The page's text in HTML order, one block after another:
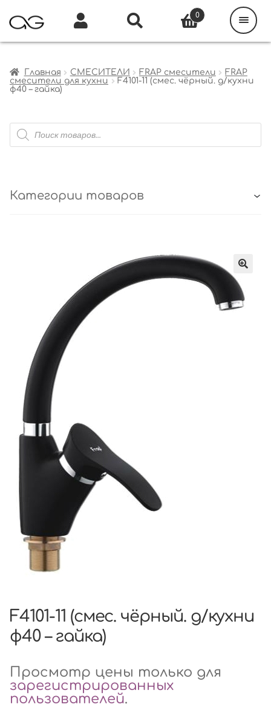
Главная СМЕСИТЕЛИ FRAP смесители
FRAP
смесители для кухни
F4101-11 (смес. чёрный. д/кухни
ф40 – гайка)
Поиск
товаров
Категории товаров
F4101-11 (смес. чёрный. д/кухни
ф40 – гайка)
Просмотр цены только для
зарегистрированных
пользователей.
0